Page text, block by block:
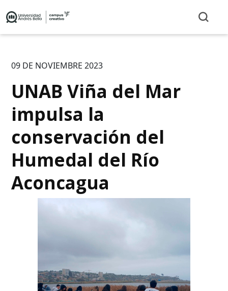
09 DE NOVIEMBRE 2023
UNAB Viña del Mar
impulsa la
conservación del
Humedal del Río
Aconcagua